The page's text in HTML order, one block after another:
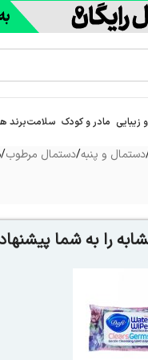
زیبایی مادر و کودک سلامتبرند
دستمال و پنبه/دستمال مرطوب/
را به شما